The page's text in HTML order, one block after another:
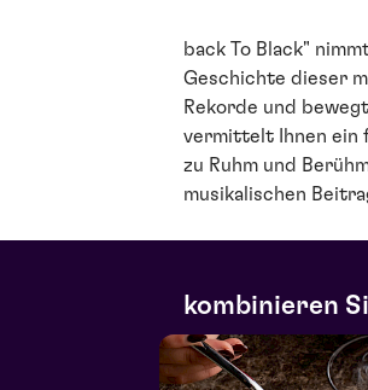
back To Black"
Geschichte dieser
Rekorde und
vermittelt Ihnen ein
zu Ruhm und
musikalischen
kombinieren